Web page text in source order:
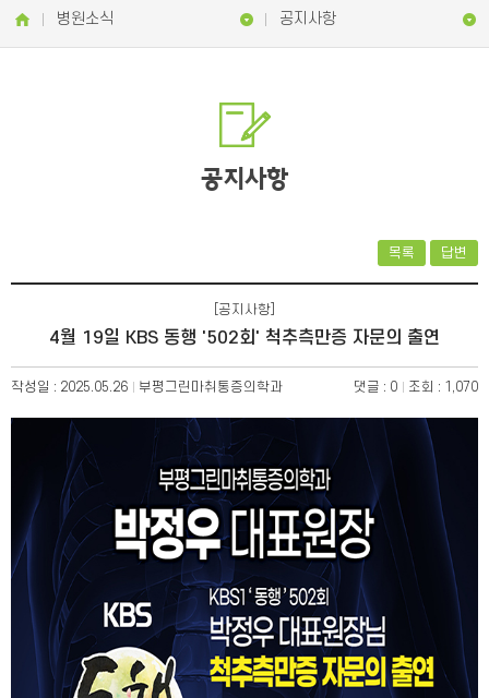
병원소식 공지사항
공지사항
목록 답변
[공지사항]
4월 19일 KBS 동행 '502회' 척추측만증 자문의 출연
작성일 : 2025.05.26 부평그린마취통증의학과 댓글 : 0 조회 : 1,070